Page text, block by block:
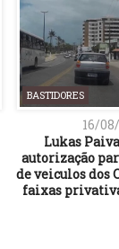
BASTIDORES
16/
Lukas
autorização
de veiculos dos
faixas